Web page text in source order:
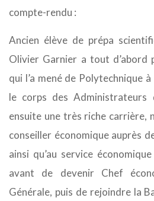
compte-rendu :
Ancien élève de prépa
Olivier Garnier a tout d’abord
qui l’a mené de Polytechnique
le corps des Administrateurs
ensuite une très riche carrière,
conseiller économique auprès
ainsi qu’au service
avant de devenir Chef
Générale, puis de rejoindre la